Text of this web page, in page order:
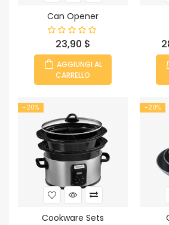
Can Opener
Prezzo
23,90 $
AGGIUNGI AL
CARRELLO
-20%
Cookware Sets
-20%